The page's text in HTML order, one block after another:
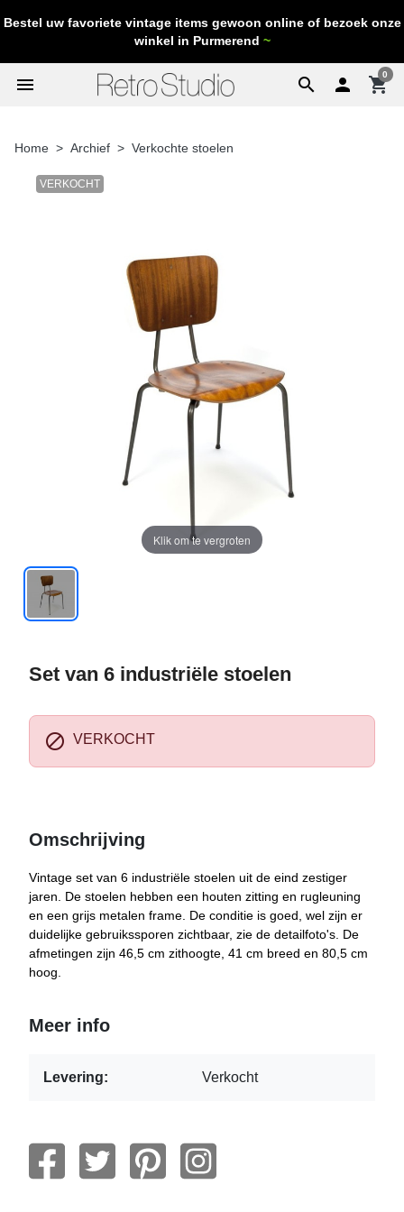
Bestel uw favoriete vintage items gewoon online of bezoek onze
winkel in Purmerend ~
search
menu  shopping_cart
0
Home Archief Verkochte stoelen
VERKOCHT
Klik om te vergroten
Set van 6 industriële stoelen
 VERKOCHT
Omschrijving
Vintage set van 6 industriële stoelen uit de eind zestiger
jaren. De stoelen hebben een houten zitting en rugleuning
en een grijs metalen frame. De conditie is goed, wel zijn er
duidelijke gebruikssporen zichtbaar, zie de detailfoto's. De
afmetingen zijn 46,5 cm zithoogte, 41 cm breed en 80,5 cm
hoog.
Meer info
Levering: Verkocht